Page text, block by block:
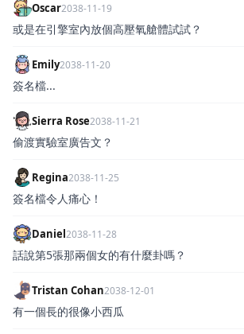
Oscar2038-11-19
或是在引擎室內放個高壓氧艙體試試？
Emily2038-11-20
簽名檔...
Sierra Rose2038-11-21
偷渡實驗室廣告文？
Regina2038-11-25
簽名檔令人痛心！
Daniel2038-11-28
話說第5張那兩個女的有什麼卦嗎？
Tristan Cohan2038-12-01
有一個長的很像小西瓜